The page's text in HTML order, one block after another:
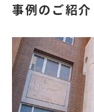
事例のご紹介